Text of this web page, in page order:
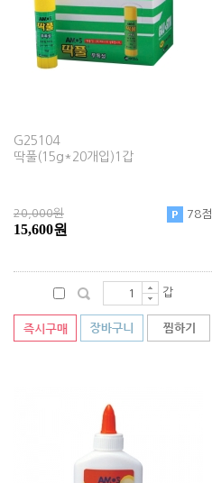
G25104
딱풀(15g*20개입)1갑
20,000원
15,600원
78점
갑